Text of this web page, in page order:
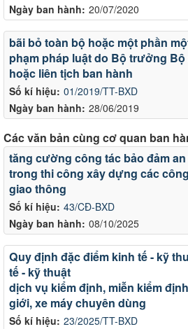
Ngày ban hành: 20/07/2020
Số kí hiệu: 01/2019/TT-BXD
Ngày ban hành: 28/06/2019
bãi bỏ toàn bộ hoặc một phần
phạm pháp luật do Bộ trưởng
hoặc liên tịch ban hành
Các văn bản cùng cơ quan ban
Số kí hiệu: 43/CĐ-BXD
Ngày ban hành: 08/10/2025
tăng cường công tác bảo đảm
trong thi công xây dựng các
giao thông
Số kí hiệu: 23/2025/TT-BXD
Quy định đặc điểm kinh tế - kỹ
tế - kỹ thuật
dịch vụ kiểm định, miễn kiểm
giới, xe máy chuyên dùng